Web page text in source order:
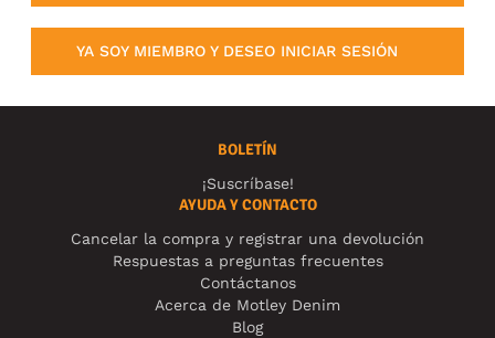
YA SOY MIEMBRO Y DESEO INICIAR SESIÓN
BOLETÍN
¡Suscríbase!
AYUDA Y CONTACTO
Cancelar la compra y registrar una devolución
Respuestas a preguntas frecuentes
Contáctanos
Acerca de Motley Denim
Blog